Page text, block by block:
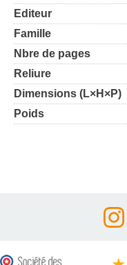
Editeur
Famille
Nbre de pages
Reliure
Dimensions (L×H×P)
Poids